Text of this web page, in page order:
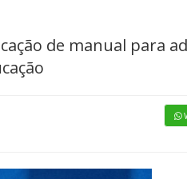
de manual para